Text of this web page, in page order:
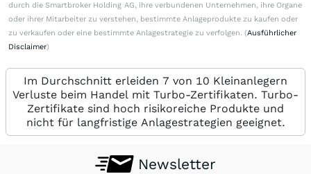
durch die Smartbroker Holding AG, ihre verbundenen Unternehmen, ihre Organe
oder ihrer Mitarbeiter zu verstehen, bestimmte Anlageprodukte zu kaufen oder
zu verkaufen oder eine bestimmte Anlagestrategie zu verfolgen. (Ausführlicher
Disclaimer)
Im Durchschnitt erleiden 7 von 10 Kleinanlegern
Verluste beim Handel mit Turbo-Zertifikaten. Turbo-
Zertifikate sind hoch risikoreiche Produkte und
nicht für langfristige Anlagestrategien geeignet.
Newsletter